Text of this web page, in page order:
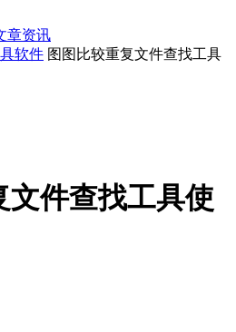
章资讯
软件 图图比较重复文件查找工具
文件查找工具使